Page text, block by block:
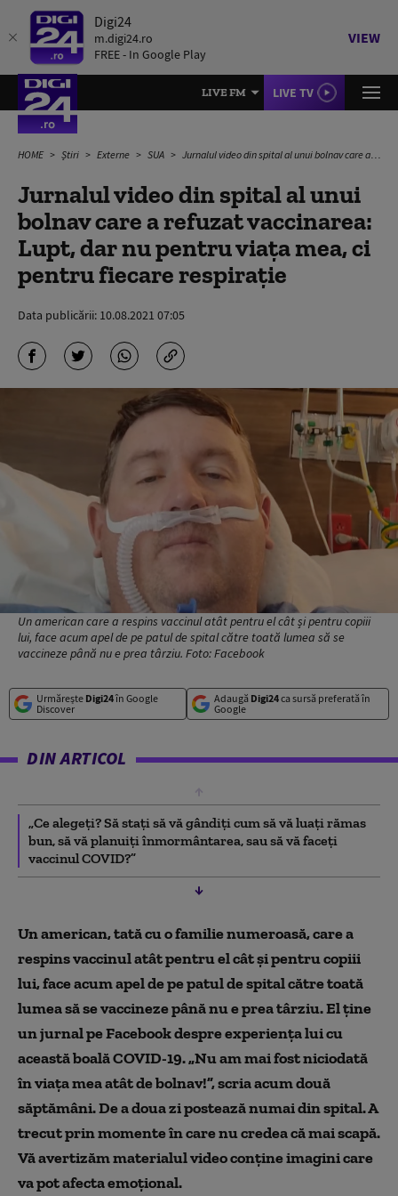
Digi24
m.digi24.ro
FREE - In Google Play
VIEW
LIVE FM LIVE TV
HOME Știri Externe SUA Jurnalul video din spital al unui bolnav care a refuzat vaccinarea: Lupt, dar nu pentru viața mea, ci pentru fiecare respirație
Jurnalul video din spital al unui
bolnav care a refuzat vaccinarea:
Lupt, dar nu pentru viața mea, ci
pentru fiecare respirație
Data publicării: 10.08.2021 07:05
Un american care a respins vaccinul atât pentru el cât și pentru copiii
lui, face acum apel de pe patul de spital către toată lumea să se
vaccineze până nu e prea târziu. Foto: Facebook
Urmărește Digi24în Google
Discover
Adaugă Digi24ca sursă preferată în
Google
DIN ARTICOL
„Ce alegeți? Să stați să vă gândiți cum să vă luați rămas
bun, să vă planuiți înmormântarea, sau să vă faceți
vaccinul COVID?”
Un american, tată cu o familie numeroasă, care a
respins vaccinul atât pentru el cât și pentru copiii
lui, face acum apel de pe patul de spital către toată
lumea să se vaccineze până nu e prea târziu. El ține
un jurnal pe Facebook despre experiența lui cu
această boală COVID-19. „Nu am mai fost niciodată
în viața mea atât de bolnav!”,scria acum două
săptămâni. De a doua zi postează numai din spital. A
trecut prin momente în care nu credea că mai scapă.
Vă avertizăm materialul video conține imagini care
va pot afecta emoțional.